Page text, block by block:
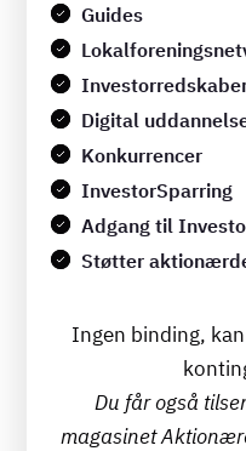
Guides
Digital
Konkurrencer
InvestorSparring
Adgang til
Støtter
Ingen binding,
Du får også
magasinet